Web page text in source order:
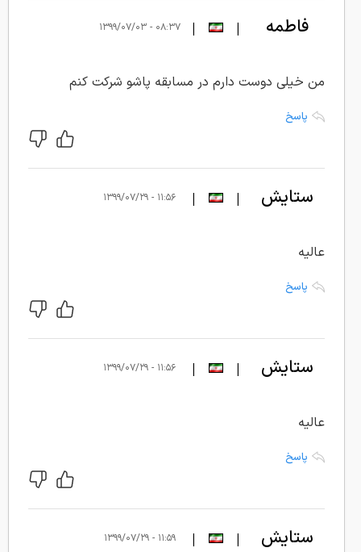
فاطمه |
| ۰۸:۳۷ - ۱۳۹۹/۰۷/۰۳
من خیلی دوست دارم در مسابقه پاشو شرکت کنم
پاسخ
ستایش |
| ۱۱:۵۶ - ۱۳۹۹/۰۷/۲۹
عالیه
پاسخ
ستایش |
| ۱۱:۵۶ - ۱۳۹۹/۰۷/۲۹
عالیه
پاسخ
ستایش |
| ۱۱:۵۹ - ۱۳۹۹/۰۷/۲۹